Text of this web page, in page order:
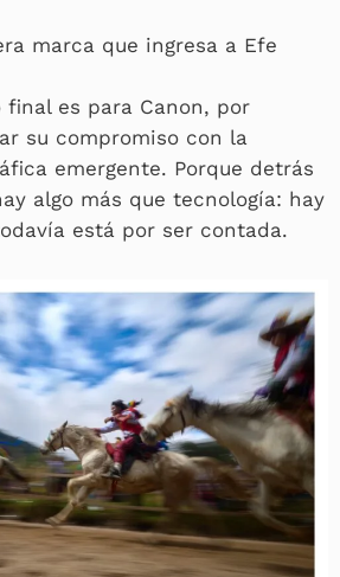
marca que ingresa a Efe
final es para Canon, por
su compromiso con la
emergente. Porque detrás
algo más que tecnología: hay
está por ser contada.